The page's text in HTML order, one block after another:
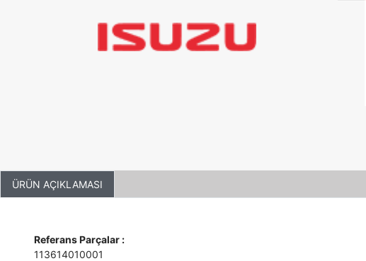
ÜRÜN AÇIKLAMASI
Referans Parçalar :
113614010001